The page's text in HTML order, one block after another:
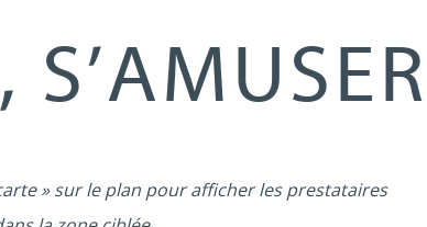
S’AMUSER
» sur le plan pour afficher les prestataires